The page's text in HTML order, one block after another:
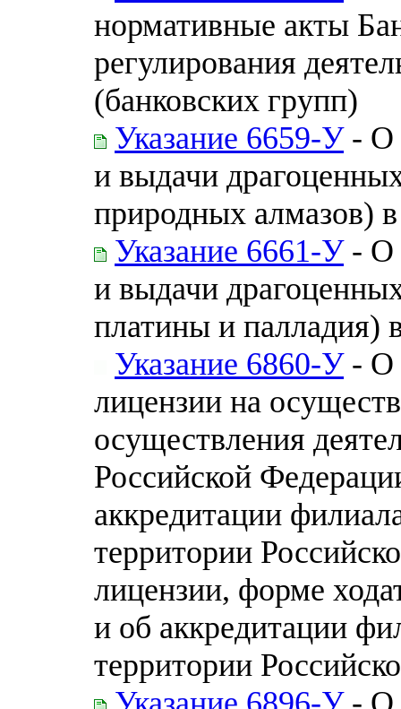
нормативные акты
регулирования
(банковских групп)
Указание 6659-У- О
и выдачи
природных алмазов)
Указание 6661-У- О
и выдачи
платины и палладия)
Указание 6860-У- О
лицензии на
осуществления
Российской
аккредитации
территории
лицензии, форме
и об аккредитации
территории